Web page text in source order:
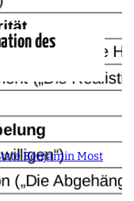
des
„prekäre
Benjamin Most